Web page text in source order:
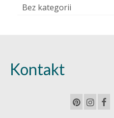
Bez kategorii
Kontakt